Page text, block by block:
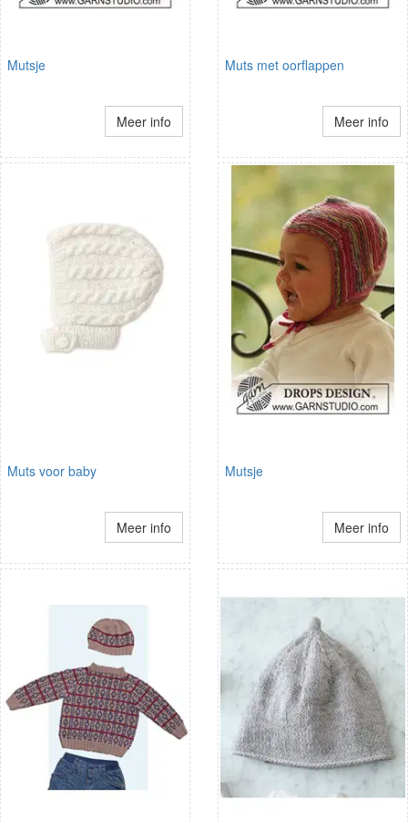
Mutsje
Meer info
Muts met oorflappen
Meer info
Muts voor baby
Meer info
Mutsje
Meer info